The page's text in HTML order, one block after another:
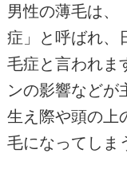
男性の薄毛は、
症」と呼ばれ、
毛症と言われま
ンの影響などが
生え際や頭の上
毛になってしま